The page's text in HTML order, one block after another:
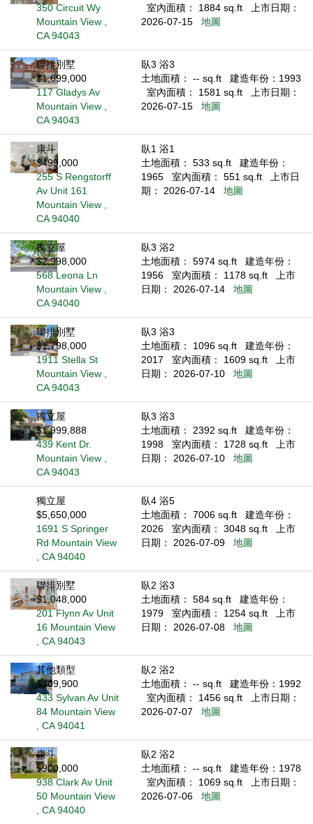
350 Circuit Wy
Mountain View ,
CA 94043
室內面積： 1884 sq.ft
上市日期：
2026-07-15
地圖
聯排別墅
$1,699,000
117 Gladys Av
Mountain View ,
CA 94043
臥3 浴3
土地面積： -- sq.ft
建造年份：1993
室內面積： 1581 sq.ft
上市日期：
2026-07-15
地圖
康斗
$499,000
255 S Rengstorff
Av Unit 161
Mountain View ,
CA 94040
臥1 浴1
土地面積： 533 sq.ft
建造年份：
1965
室內面積： 551 sq.ft
上市日
期： 2026-07-14
地圖
獨立屋
$2,998,000
568 Leona Ln
Mountain View ,
CA 94040
臥3 浴2
土地面積： 5974 sq.ft
建造年份：
1956
室內面積： 1178 sq.ft
上市
日期： 2026-07-14
地圖
聯排別墅
$1,798,000
1911 Stella St
Mountain View ,
CA 94043
臥3 浴3
土地面積： 1096 sq.ft
建造年份：
2017
室內面積： 1609 sq.ft
上市
日期： 2026-07-10
地圖
獨立屋
$1,999,888
439 Kent Dr.
Mountain View ,
CA 94043
臥3 浴3
土地面積： 2392 sq.ft
建造年份：
1998
室內面積： 1728 sq.ft
上市
日期： 2026-07-10
地圖
獨立屋
$5,650,000
1691 S Springer
Rd Mountain View
, CA 94040
臥4 浴5
土地面積： 7006 sq.ft
建造年份：
2026
室內面積： 3048 sq.ft
上市
日期： 2026-07-09
地圖
聯排別墅
$1,048,000
201 Flynn Av Unit
16 Mountain View
, CA 94043
臥2 浴3
土地面積： 584 sq.ft
建造年份：
1979
室內面積： 1254 sq.ft
上市
日期： 2026-07-08
地圖
其他類型
$309,900
433 Sylvan Av Unit
84 Mountain View
, CA 94041
臥2 浴2
土地面積： -- sq.ft
建造年份：1992
室內面積： 1456 sq.ft
上市日期：
2026-07-07
地圖
康斗
$900,000
938 Clark Av Unit
50 Mountain View
, CA 94040
臥2 浴2
土地面積： -- sq.ft
建造年份：1978
室內面積： 1069 sq.ft
上市日期：
2026-07-06
地圖